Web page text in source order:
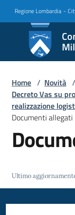
Regione Lombardia -
di
Amministrazione
Novità
Servizi
Home / Novità /
Decreto Vas su
realizzazione
Documenti allegati
Ultimo